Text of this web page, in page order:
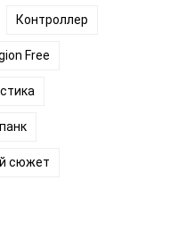
Контроллер
Frее
сюжет